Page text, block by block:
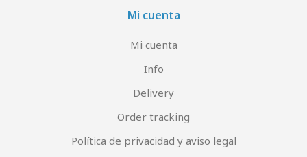
Mi cuenta
Mi cuenta
Info
Delivery
Order tracking
Política de privacidad y aviso legal